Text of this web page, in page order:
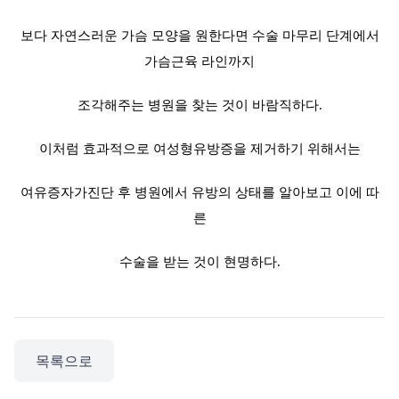
보다 자연스러운 가슴 모양을 원한다면 수술 마무리 단계에서
가슴근육 라인까지
조각해주는 병원을 찾는 것이 바람직하다.
이처럼 효과적으로 여성형유방증을 제거하기 위해서는
여유증자가진단 후 병원에서 유방의 상태를 알아보고 이에 따
른
수술을 받는 것이 현명하다.
목록으로